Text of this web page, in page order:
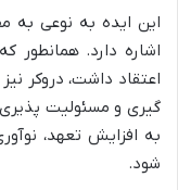
این ایده به نوعی به
اشاره دارد. همانطور
اعتقاد داشت، دروکر
گیری و مسئولیت
به افزایش تعهد،
شود.